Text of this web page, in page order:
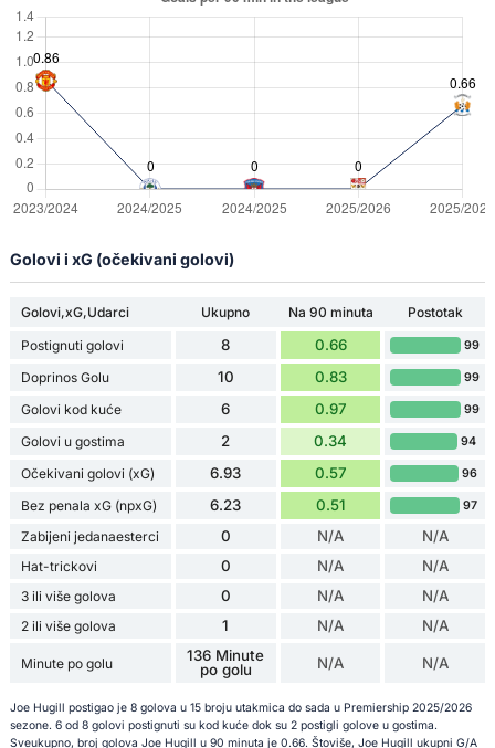
Golovi i xG (očekivani golovi)
Golovi,xG,Udarci Ukupno Na 90 minuta
Postotak
Postignuti golovi
8 0.66 99
Doprinos Golu 10 0.83 99
Golovi kod kuće 6 0.97 99
Golovi u gostima 2 0.34 94
Očekivani golovi (xG) 6.93 0.57 96
Bez penala xG (npxG) 6.23 0.51 97
Zabijeni jedanaesterci 0 N/A N/A
Hat-trickovi 0 N/A N/A
3 ili više golova 0 N/A N/A
2 ili više golova 1 N/A N/A
Minute po golu
136 Minute
po golu
N/A N/A
Joe Hugill postigao je 8 golova u 15 broju utakmica do sada u Premiership 2025/2026
sezone. 6 od 8 golovi postignuti su kod kuće dok su 2 postigli golove u gostima.
Sveukupno, broj golova Joe Hugill u 90 minuta je 0.66. Štoviše, Joe Hugill ukupni G/A